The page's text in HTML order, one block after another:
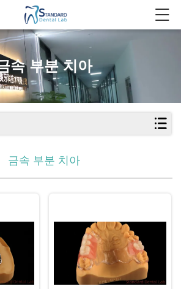
속 부분 치아
금속 부분 치아